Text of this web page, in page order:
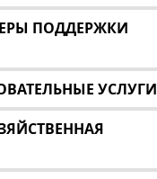
ПОДДЕРЖКИ
УСЛУГИ